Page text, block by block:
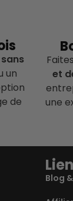
un
de
et
une
Blog